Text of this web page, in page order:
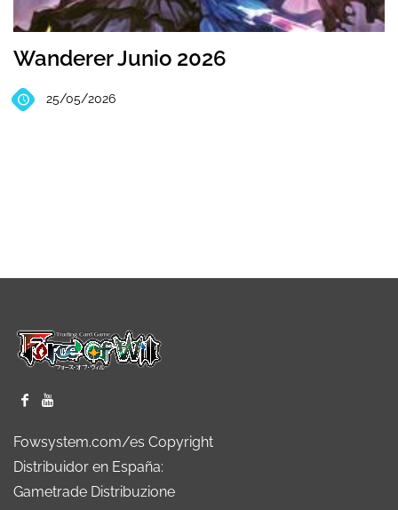
Wanderer Junio 2026
25/05/2026
Fowsystem.com/es Copyright
Distribuidor en España:
Gametrade Distribuzione